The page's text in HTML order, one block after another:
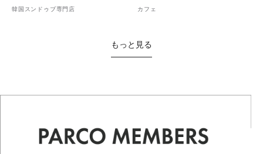
韓国スンドゥブ専門店 カフェ
もっと見る